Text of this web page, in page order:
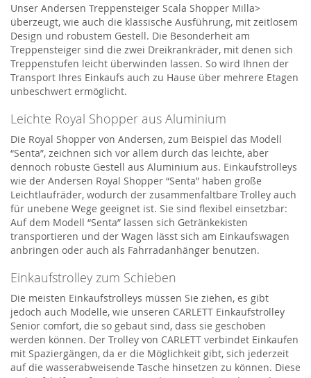
Unser Andersen Treppensteiger Scala Shopper Milla>
überzeugt, wie auch die klassische Ausführung, mit zeitlosem
Design und robustem Gestell. Die Besonderheit am
Treppensteiger sind die zwei Dreikrankräder, mit denen sich
Treppenstufen leicht überwinden lassen. So wird Ihnen der
Transport Ihres Einkaufs auch zu Hause über mehrere Etagen
unbeschwert ermöglicht.
Leichte Royal Shopper aus Aluminium
Die Royal Shopper von Andersen, zum Beispiel das Modell
“Senta”, zeichnen sich vor allem durch das leichte, aber
dennoch robuste Gestell aus Aluminium aus. Einkaufstrolleys
wie der Andersen Royal Shopper “Senta” haben große
Leichtlaufräder, wodurch der zusammenfaltbare Trolley auch
für unebene Wege geeignet ist. Sie sind flexibel einsetzbar:
Auf dem Modell “Senta” lassen sich Getränkekisten
transportieren und der Wagen lässt sich am Einkaufswagen
anbringen oder auch als Fahrradanhänger benutzen.
Einkaufstrolley zum Schieben
Die meisten Einkaufstrolleys müssen Sie ziehen, es gibt
jedoch auch Modelle, wie unseren CARLETT Einkaufstrolley
Senior comfort, die so gebaut sind, dass sie geschoben
werden können. Der Trolley von CARLETT verbindet Einkaufen
mit Spaziergängen, da er die Möglichkeit gibt, sich jederzeit
auf die wasserabweisende Tasche hinsetzen zu können. Diese